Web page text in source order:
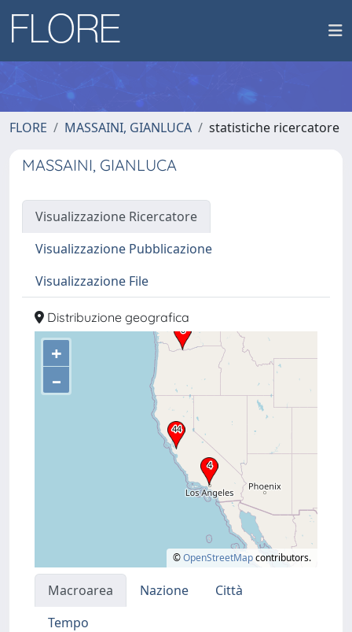
FLORE MASSAINI, GIANLUCA statistiche ricercatore
MASSAINI, GIANLUCA
Visualizzazione Ricercatore
Visualizzazione Pubblicazione
Visualizzazione File
Distribuzione geografica
+
–
©OpenStreetMapcontributors.
Macroarea Nazione
Città
Tempo